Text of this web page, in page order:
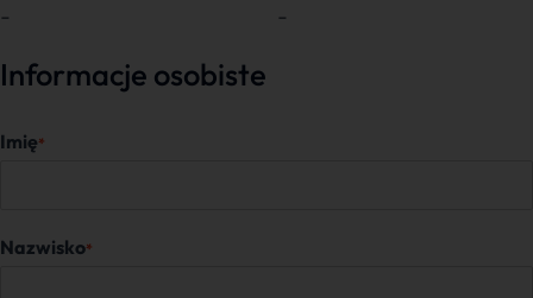
- -
Informacje osobiste
Imię*
Nazwisko*